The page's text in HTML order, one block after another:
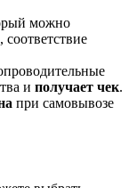
можно
и получает чек.
при самовывозе